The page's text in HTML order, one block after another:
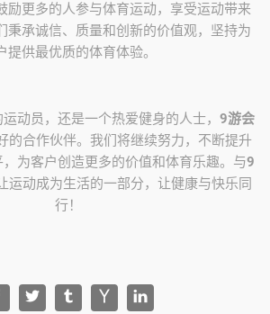
励更多的人参与体育运动，享受运动带来
秉承诚信、质量和创新的价值观，坚持为
提供最优质的体育体验。
动员，还是一个热爱健身的人士， 9游会
的合作伙伴。我们将继续努力，不断提升
为客户创造更多的价值和体育乐趣。与9
运动成为生活的一部分，让健康与快乐同
行！